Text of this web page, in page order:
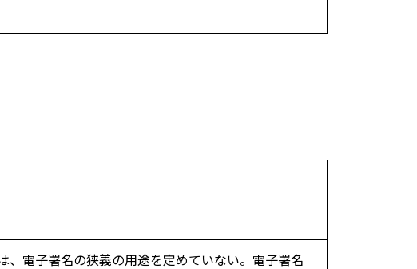
電子署名の狭義の用途を定めていない。電子署名